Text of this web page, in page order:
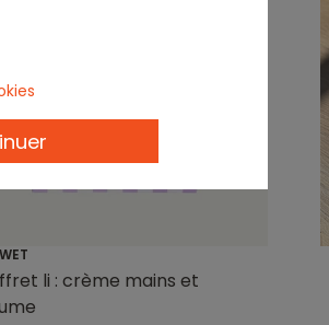
li : crème mains et